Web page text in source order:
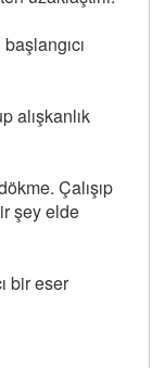
alışkanlık
Çalışıp
şey elde
bir eser